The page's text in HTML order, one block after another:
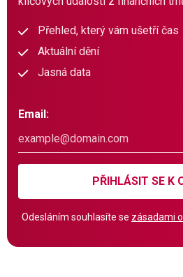
Přehled, který vám ušetří čas
Aktuální dění
Jasná data
Email:
PŘIHLÁSIT SE K
Odesláním souhlasíte se zásadami